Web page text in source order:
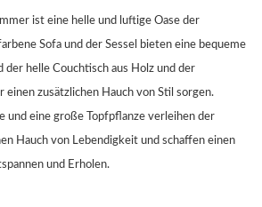
ist eine helle und luftige Oase der
Sofa und der Sessel bieten eine bequeme
der helle Couchtisch aus Holz und der
einen zusätzlichen Hauch von Stil sorgen.
und eine große Topfpflanze verleihen der
Hauch von Lebendigkeit und schaffen einen
und Erholen.